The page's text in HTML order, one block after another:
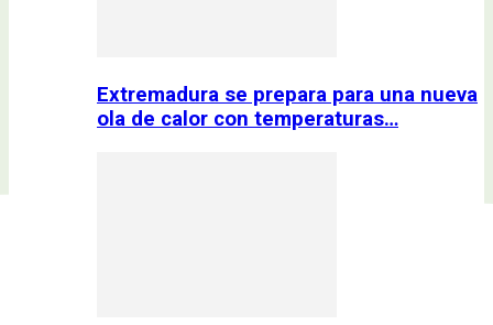
Extremadura se prepara para una nueva
ola de calor con temperaturas…